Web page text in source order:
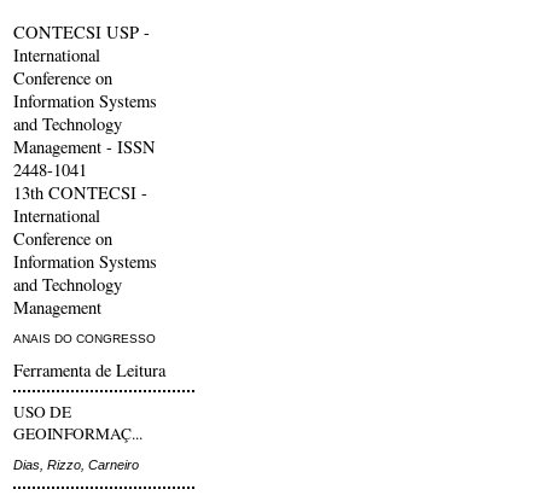
CONTECSI USP -
International
Conference on
Information Systems
and Technology
Management - ISSN
2448-1041
13th CONTECSI -
International
Conference on
Information Systems
and Technology
Management
ANAIS DO CONGRESSO
Ferramenta de Leitura
USO DE
GEOINFORMAÇ...
Dias, Rizzo, Carneiro